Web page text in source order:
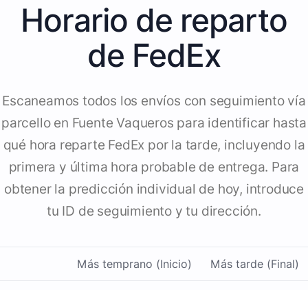
Horario de reparto
de FedEx
Escaneamos todos los envíos con seguimiento vía
parcello en Fuente Vaqueros para identificar hasta
qué hora reparte FedEx por la tarde, incluyendo la
primera y última hora probable de entrega. Para
obtener la predicción individual de hoy, introduce
tu ID de seguimiento y tu dirección.
Más temprano (Inicio) Más tarde (Final)